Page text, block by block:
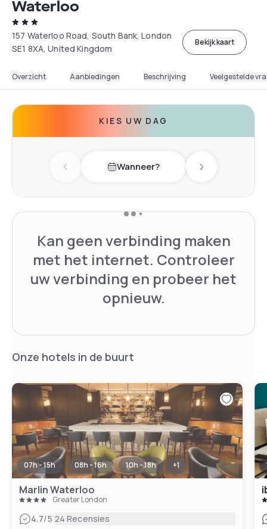
Waterloo
157 Waterloo Road, South Bank, London
SE1 8XA, United Kingdom
Bekijk kaart
Overzicht Aanbiedingen Beschrijving Veelgestelde
KIES UW DAG
Previous dayWanneer? Next day
Kan geen verbinding maken
met het internet. Controleer
uw verbinding en probeer het
opnieuw.
Onze hotels in de buurt
07h - 15h 08h - 16h 10h - 18h +1
Marlin Waterloo
Greater London
4.7/5|24 Recensies